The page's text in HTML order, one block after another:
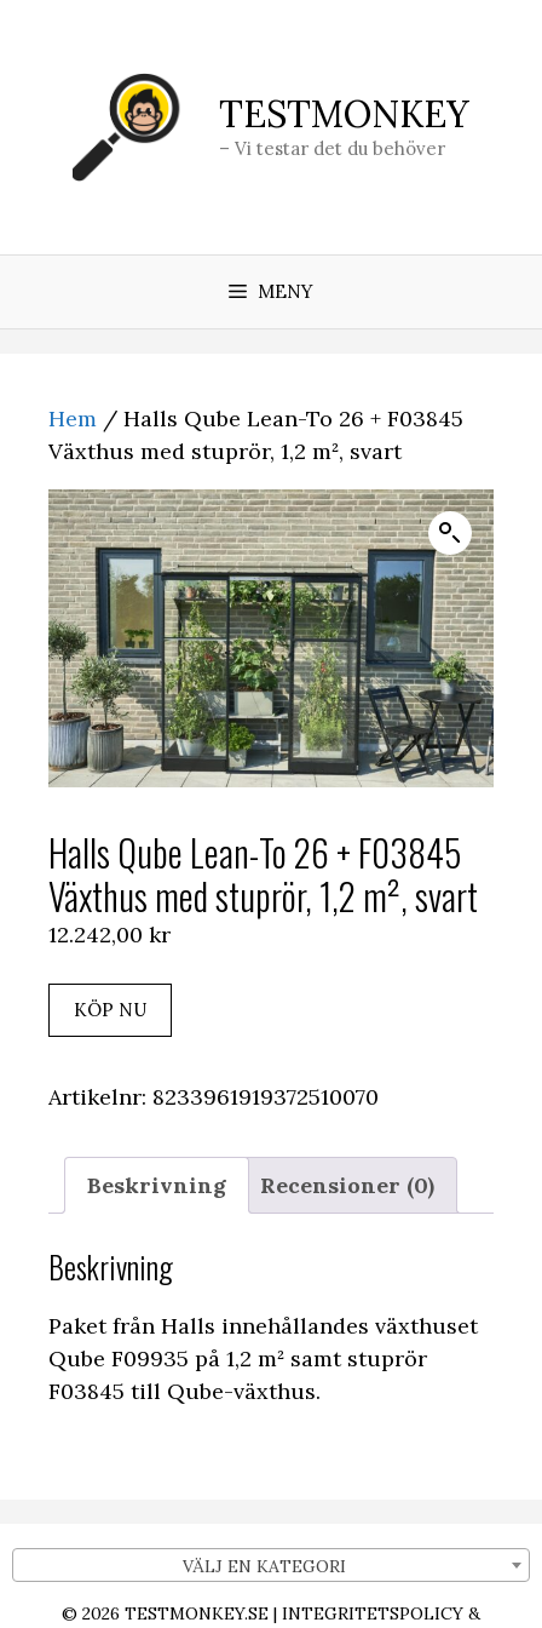
TESTMONKEY
– Vi testar det du behöver
MENY
Hem / Halls Qube Lean-To 26 + F03845
Växthus med stuprör, 1,2 m², svart
Halls Qube Lean-To 26 + F03845
Växthus med stuprör, 1,2 m², svart
12.242,00 kr
KÖP NU
Artikelnr: 8233961919372510070
Beskrivning Recensioner (0)
Beskrivning
Paket från Halls innehållandes växthuset
Qube F09935 på 1,2 m² samt stuprör
F03845 till Qube-växthus.
VÄLJ EN KATEGORI
© 2026 TESTMONKEY.SE | INTEGRITETSPOLICY &